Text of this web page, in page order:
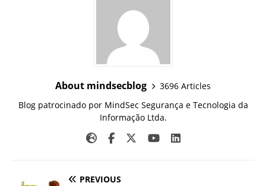
About mindsecblog
3696 Articles
Blog patrocinado por MindSec Segurança e Tecnologia da
Informação Ltda.
PREVIOUS